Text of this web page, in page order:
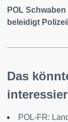
POL
beleidigt
Das
POL-FR: